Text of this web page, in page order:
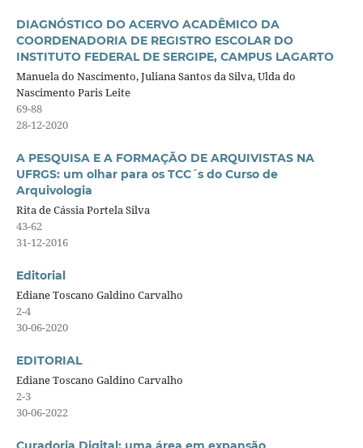
DIAGNÓSTICO DO ACERVO ACADÊMICO DA
COORDENADORIA DE REGISTRO ESCOLAR DO
INSTITUTO FEDERAL DE SERGIPE, CAMPUS LAGARTO
Manuela do Nascimento, Juliana Santos da Silva, Ulda do
Nascimento Paris Leite
69-88
28-12-2020
A PESQUISA E A FORMAÇÃO DE ARQUIVISTAS NA
UFRGS: um olhar para os TCC´s do Curso de
Arquivologia
Rita de Cássia Portela Silva
43-62
31-12-2016
Editorial
Ediane Toscano Galdino Carvalho
2-4
30-06-2020
EDITORIAL
Ediane Toscano Galdino Carvalho
2-3
30-06-2022